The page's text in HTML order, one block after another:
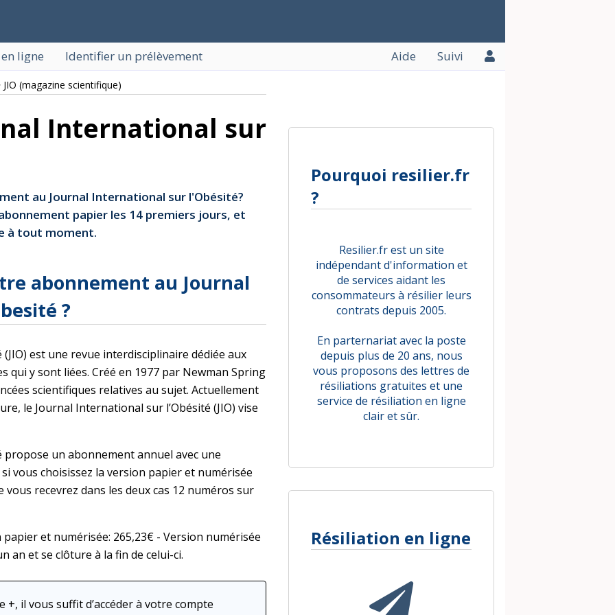
ligne Identifier un prélèvement Suivi
Aide
(magazine scientifique)
International sur
au Journal International sur l'Obésité?
papier les 14 premiers jours, et
à tout moment.
abonnement au Journal
?
est une revue interdisciplinaire dédiée aux
qui y sont liées. Créé en 1977 par Newman Spring
scientifiques relatives au sujet. Actuellement
le Journal International sur l’Obésité (JIO) vise
un abonnement annuel avec une
vous choisissez la version papier et numérisée
recevrez dans les deux cas 12 numéros sur
et numérisée: 265,23€ - Version numérisée
an et se clôture à la fin de celui-ci.
il vous suffit d’accéder à votre compte
Pourquoi resilier.fr
?
Resilier.fr est un site
indépendant d'information et
de services aidant les
consommateurs à résilier leurs
contrats depuis 2005.
En parternariat avec la poste
depuis plus de 20 ans, nous
vous proposons des lettres de
résiliations gratuites et une
service de résiliation en ligne
clair et sûr.
Résiliation en ligne